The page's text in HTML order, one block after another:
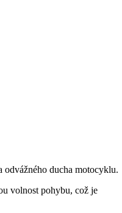
odvážného ducha motocyklu.
volnost pohybu, což je